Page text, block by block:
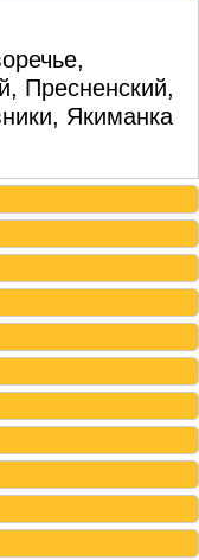
Пресненский,
Якиманка